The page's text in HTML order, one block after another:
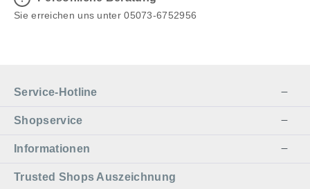
Sie erreichen uns unter 05073-6752956
Service-Hotline
Shopservice
Informationen
Trusted Shops Auszeichnung